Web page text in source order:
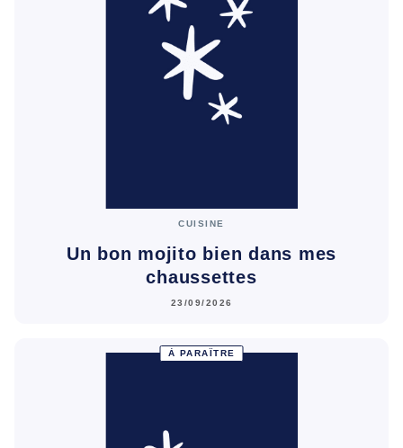
CUISINE
Un bon mojito bien dans mes
chaussettes
23/09/2026
À PARAÎTRE